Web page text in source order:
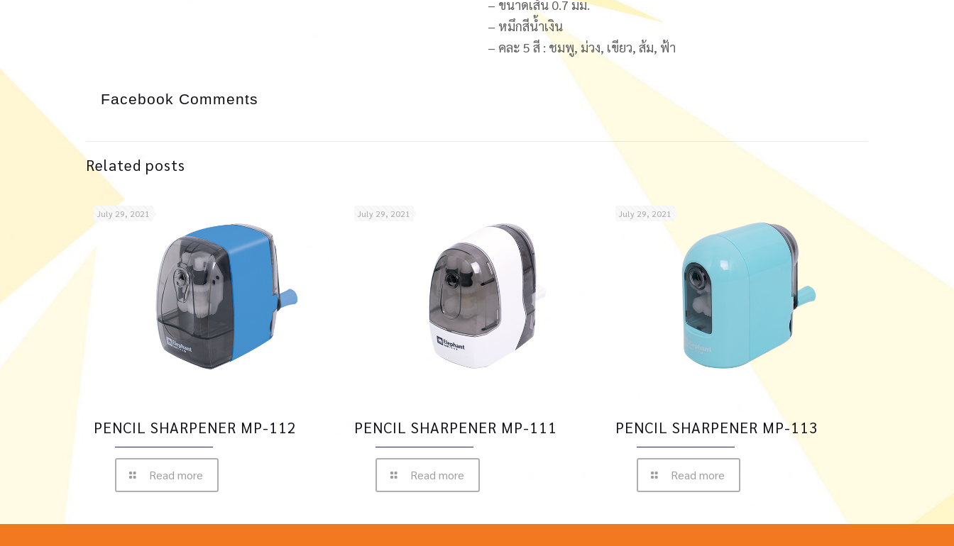
– ขนาดเส้น 0.7 มม.
– หมึกสีน้ำเงิน
– คละ 5 สี : ชมพู, ม่วง, เขียว, ส้ม, ฟ้า
Facebook Comments
Related posts
July 29, 2021
PENCIL SHARPENER MP-112
Read more
July 29, 2021
PENCIL SHARPENER MP-111
Read more
July 29, 2021
PENCIL SHARPENER MP-113
Read more